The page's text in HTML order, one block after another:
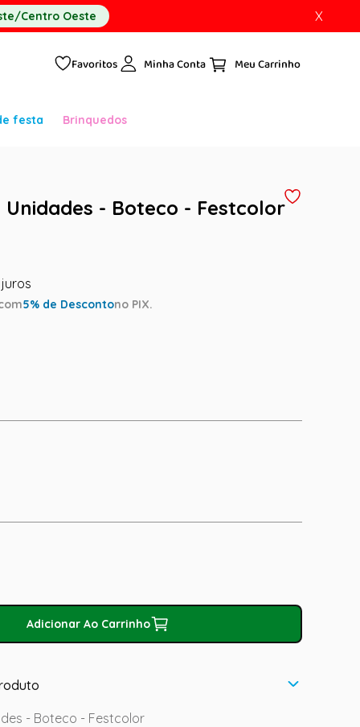
Centro Oeste X
Favoritos Minha Conta
festa Brinquedos
Unidades - Boteco - Festcolor
5% de Descontono PIX.
Adicionar Ao Carrinho
- Boteco - Festcolor